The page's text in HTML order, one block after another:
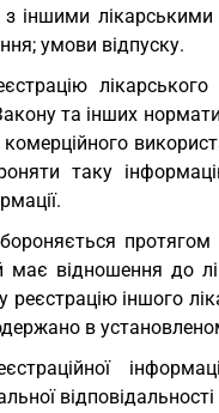
іншими
умови відпуску.
та інших
таку
відношення до
іншого
в